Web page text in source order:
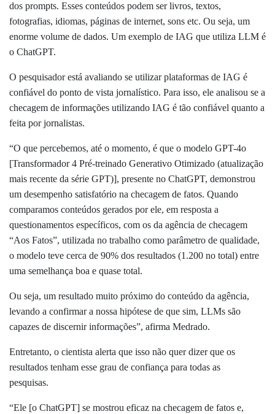
dos prompts. Esses conteúdos podem ser livros, textos,
fotografias, idiomas, páginas de internet, sons etc. Ou seja, um
enorme volume de dados. Um exemplo de IAG que utiliza LLM é
o ChatGPT.
O pesquisador está avaliando se utilizar plataformas de IAG é
confiável do ponto de vista jornalístico. Para isso, ele analisou se a
checagem de informações utilizando IAG é tão confiável quanto a
feita por jornalistas.
“O que percebemos, até o momento, é que o modelo GPT-4o
[Transformador 4 Pré-treinado Generativo Otimizado (atualização
mais recente da série GPT)], presente no ChatGPT, demonstrou
um desempenho satisfatório na checagem de fatos. Quando
comparamos conteúdos gerados por ele, em resposta a
questionamentos específicos, com os da agência de checagem
“Aos Fatos”, utilizada no trabalho como parâmetro de qualidade,
o modelo teve cerca de 90% dos resultados (1.200 no total) entre
uma semelhança boa e quase total.
Ou seja, um resultado muito próximo do conteúdo da agência,
levando a confirmar a nossa hipótese de que sim, LLMs são
capazes de discernir informações”, afirma Medrado.
Entretanto, o cientista alerta que isso não quer dizer que os
resultados tenham esse grau de confiança para todas as
pesquisas.
“Ele [o ChatGPT] se mostrou eficaz na checagem de fatos e,